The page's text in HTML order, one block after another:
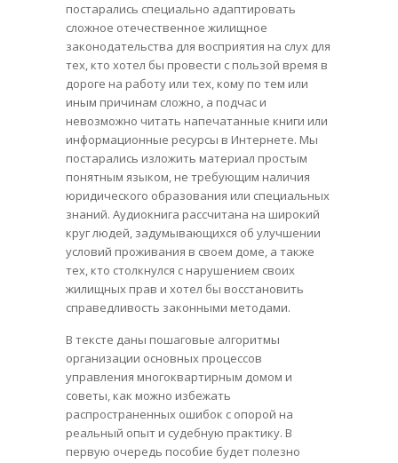
постарались специально адаптировать
сложное отечественное жилищное
законодательства для восприятия на слух для
тех, кто хотел бы провести с пользой время в
дороге на работу или тех, кому по тем или
иным причинам сложно, а подчас и
невозможно читать напечатанные книги или
информационные ресурсы в Интернете. Мы
постарались изложить материал простым
понятным языком, не требующим наличия
юридического образования или специальных
знаний. Аудиокнига рассчитана на широкий
круг людей, задумывающихся об улучшении
условий проживания в своем доме, а также
тех, кто столкнулся с нарушением своих
жилищных прав и хотел бы восстановить
справедливость законными методами.
В тексте даны пошаговые алгоритмы
организации основных процессов
управления многоквартирным домом и
советы, как можно избежать
распространенных ошибок с опорой на
реальный опыт и судебную практику. В
первую очередь пособие будет полезно